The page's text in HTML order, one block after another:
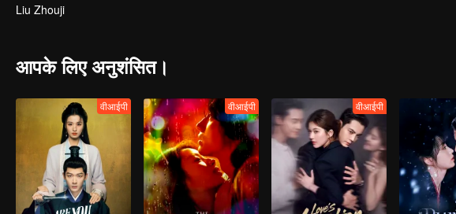
Liu Zhouji
आपके लिए अनुशंसित।
वीआईपी वीआईपी वीआईपी